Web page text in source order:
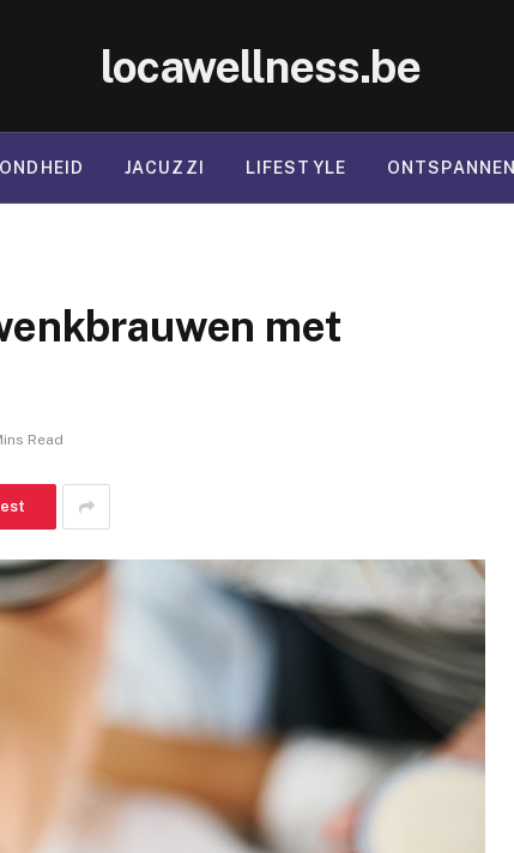
locawellness.be
JACUZZI LIFESTYLE ONTSPANNEN
met
Read